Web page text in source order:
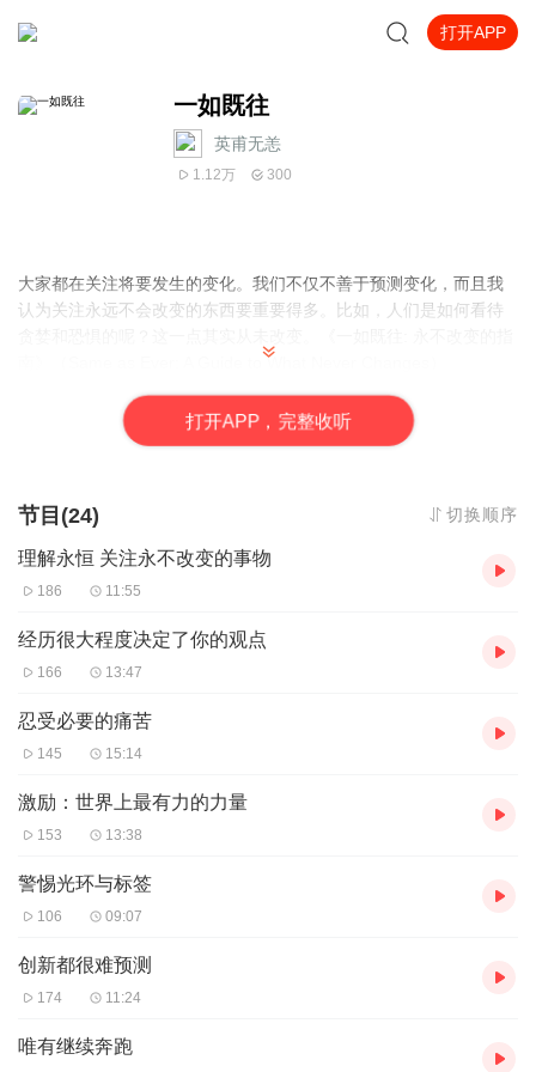
打开APP
一如既往
英甫无恙
1.12万 300
大家都在关注将要发生的变化。我们不仅不善于预测变化，而且我
认为关注永远不会改变的东西要重要得多。比如，人们是如何看待
南》（Same as Ever: A Guide to What Never Changes）
打开APP，完整收听
节目(24) 切换顺序
理解永恒 关注永不改变的事物
186 11:55
经历很大程度决定了你的观点
166 13:47
忍受必要的痛苦
145 15:14
激励：世界上最有力的力量
153 13:38
警惕光环与标签
106 09:07
创新都很难预测
174 11:24
唯有继续奔跑